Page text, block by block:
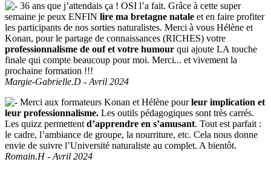
36 ans que j’attendais ça ! OSI l’a fait. Grâce à cette super
semaine je peux ENFIN lire ma bretagne natale et en faire profiter
les participants de nos sorties naturalistes. Merci à vous Hélène et
Konan, pour le partage de connaissances (RICHES) votre
professionnalisme de ouf et votre humour qui ajoute LA touche
finale qui compte beaucoup pour moi. Merci... et vivement la
prochaine formation !!!
Margie-Gabrielle.D - Avril 2024
Merci aux formateurs Konan et Hélène pourleur implication et
leur professionnalisme. Les outils pédagogiques sont très carrés.
Les quizz permettent d’apprendre en s’amusant. Tout est parfait :
le cadre, l’ambiance de groupe, la nourriture, etc. Cela nous donne
envie de suivre l’Université naturaliste au complet. A bientôt.
Romain.H - Avril 2024